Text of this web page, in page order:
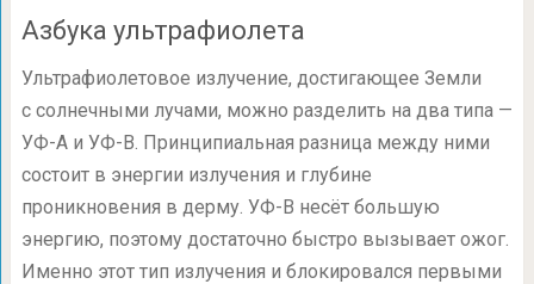
Азбука ультрафиолета
Ультрафиолетовое излучение, достигающее Земли
с солнечными лучами, можно разделить на два типа —
УФ-А и УФ-В. Принципиальная разница между ними
состоит в энергии излучения и глубине
проникновения в дерму. УФ-В несёт большую
энергию, поэтому достаточно быстро вызывает ожог.
Именно этот тип излучения и блокировался первыми